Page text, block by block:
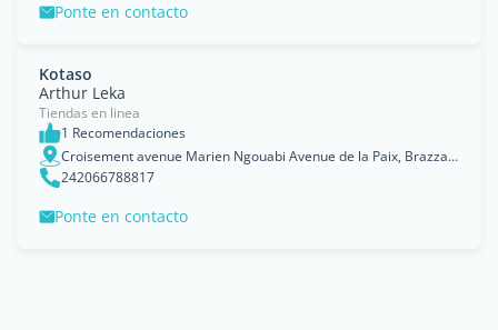
Ponte en contacto
Kotaso
Arthur Leka
Tiendas en linea
1 Recomendaciones
Croisement avenue Marien Ngouabi Avenue de la Paix, Brazzaville
242066788817
Ponte en contacto